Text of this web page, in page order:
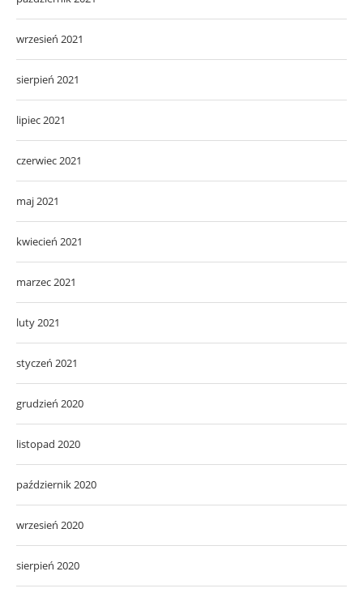
wrzesień 2021
sierpień 2021
lipiec 2021
czerwiec 2021
maj 2021
kwiecień 2021
marzec 2021
luty 2021
styczeń 2021
grudzień 2020
listopad 2020
październik 2020
wrzesień 2020
sierpień 2020